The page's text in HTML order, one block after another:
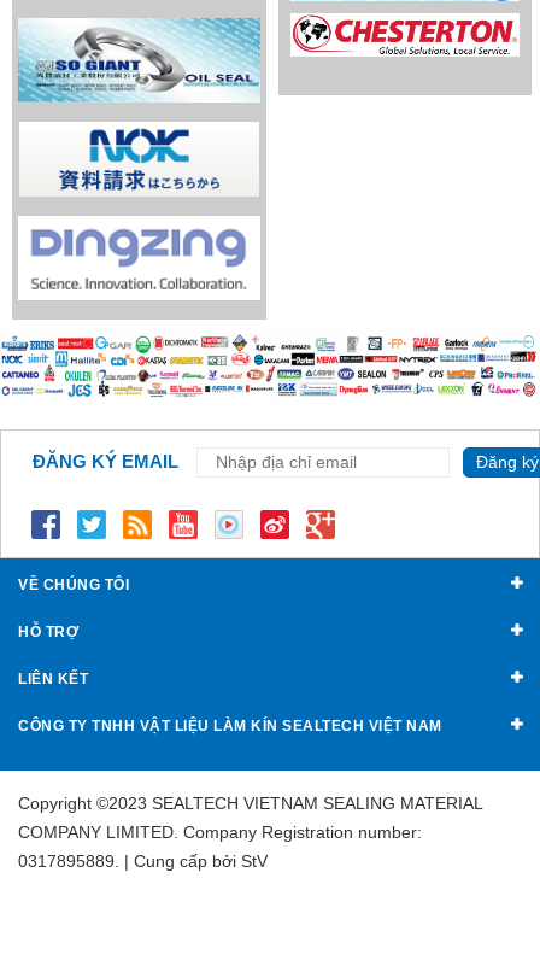
ĐĂNG KÝ EMAIL Đăng ký
VỀ CHÚNG TÔI
HỖ TRỢ
LIÊN KẾT
CÔNG TY TNHH VẬT LIỆU LÀM KÍN SEALTECH VIỆT NAM
Copyright ©2023 SEALTECH VIETNAM SEALING MATERIAL
COMPANY LIMITED. Company Registration number:
0317895889. | Cung cấp bởi StV